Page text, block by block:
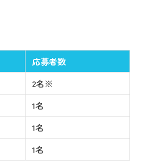
最新情報
応募者数
2名※
1名
1名
1名